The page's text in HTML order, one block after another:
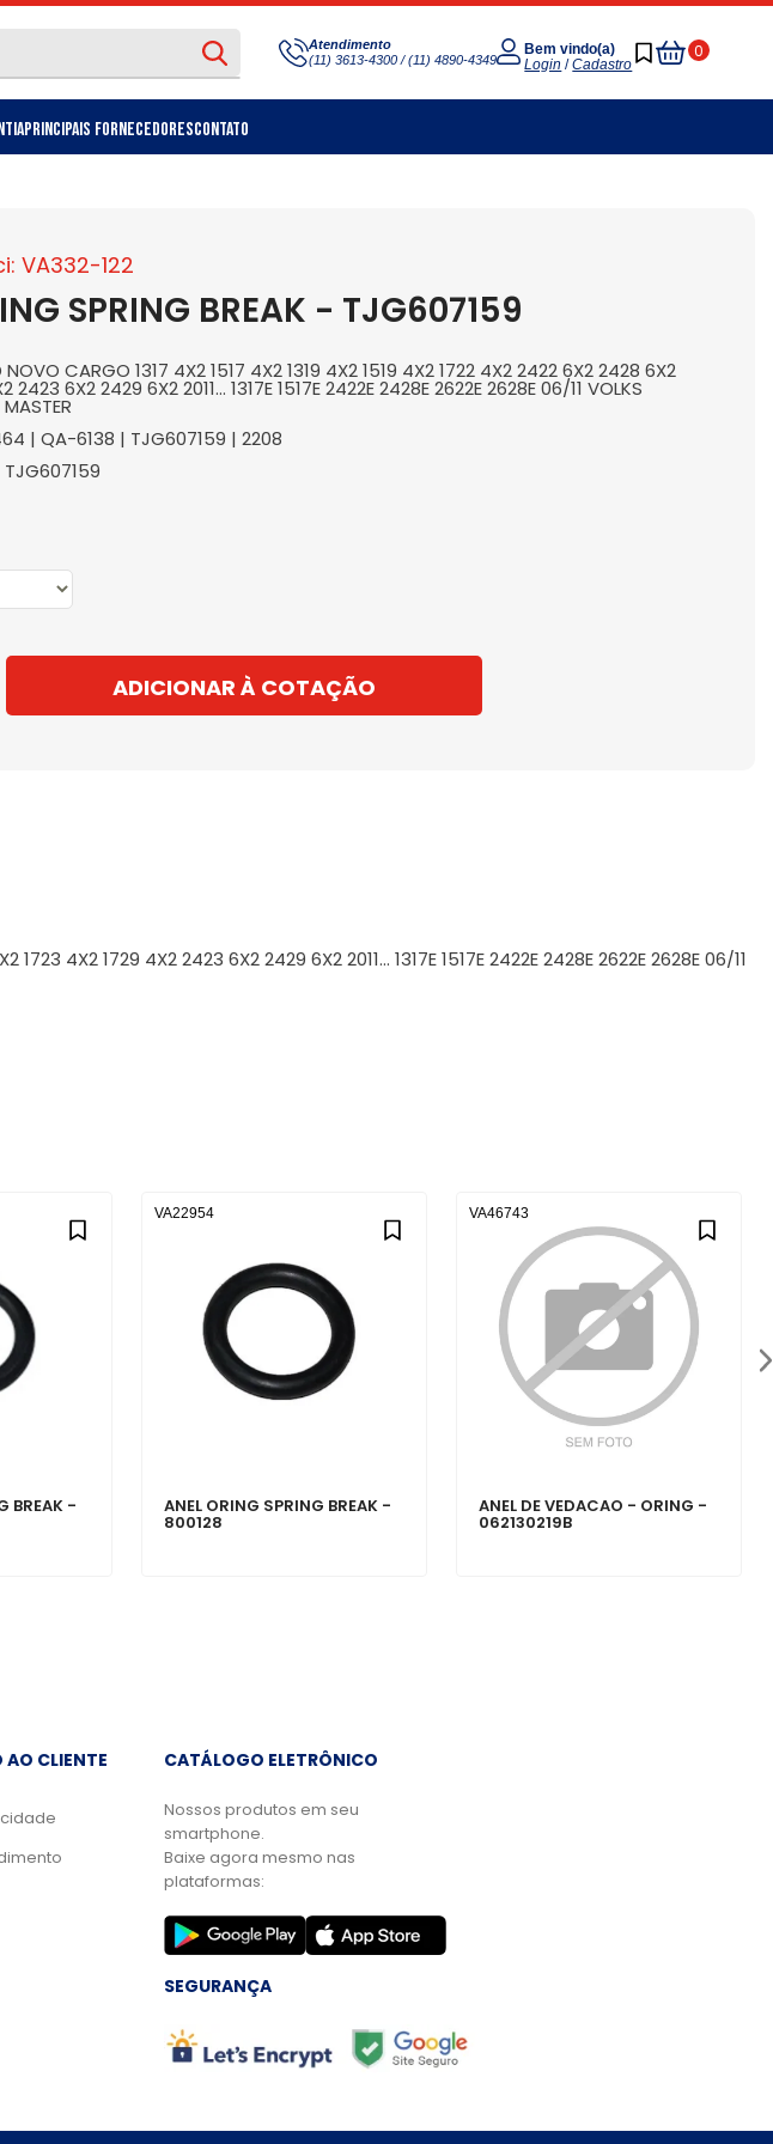
Atendimento
(11) 3613-4300 / (11) 4890-4349
Bem vindo(a)
Login /Cadastro
0
Meu
Carrinho
Principais FornecedoresContato
VA332-122
SPRING BREAK - TJG607159
CARGO 1317 4X2 1517 4X2 1319 4X2 1519 4X2 1722 4X2 2422 6X2 2428 6X2
2423 6X2 2429 6X2 2011... 1317E 1517E 2422E 2428E 2622E 2628E 06/11 VOLKS
| QA-6138 | TJG607159 | 2208
ADICIONAR À COTAÇÃO
4X2 1729 4X2 2423 6X2 2429 6X2 2011... 1317E 1517E 2422E 2428E 2622E 2628E 06/11
BREAK - ANEL ORING SPRING BREAK -
800128
VA22954
ANEL DE VEDACAO - ORING -
062130219B
VA46743
CLIENTE CATÁLOGO ELETRÔNICO
Nossos produtos em seu
smartphone.
Baixe agora mesmo nas
plataformas:
SEGURANÇA